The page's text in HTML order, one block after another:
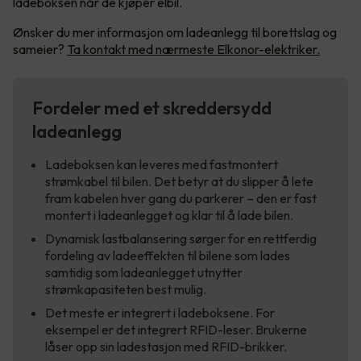
Ønsker du mer informasjon om ladeanlegg til borettslag og
sameier? Ta kontakt med nærmeste Elkonor-elektriker.
Fordeler med et skreddersydd
ladeanlegg
Ladeboksen kan leveres med fastmontert
strømkabel til bilen. Det betyr at du slipper å lete
fram kabelen hver gang du parkerer – den er fast
montert i ladeanlegget og klar til å lade bilen.
Dynamisk lastbalansering sørger for en rettferdig
fordeling av ladeeffekten til bilene som lades
samtidig som ladeanlegget utnytter
strømkapasiteten best mulig.
Det meste er integrert i ladeboksene. For
eksempel er det integrert RFID-leser. Brukerne
låser opp sin ladestasjon med RFID-brikker.